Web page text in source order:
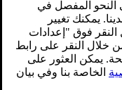
في وضع مصابيح
الأرقام تعمل في نفس